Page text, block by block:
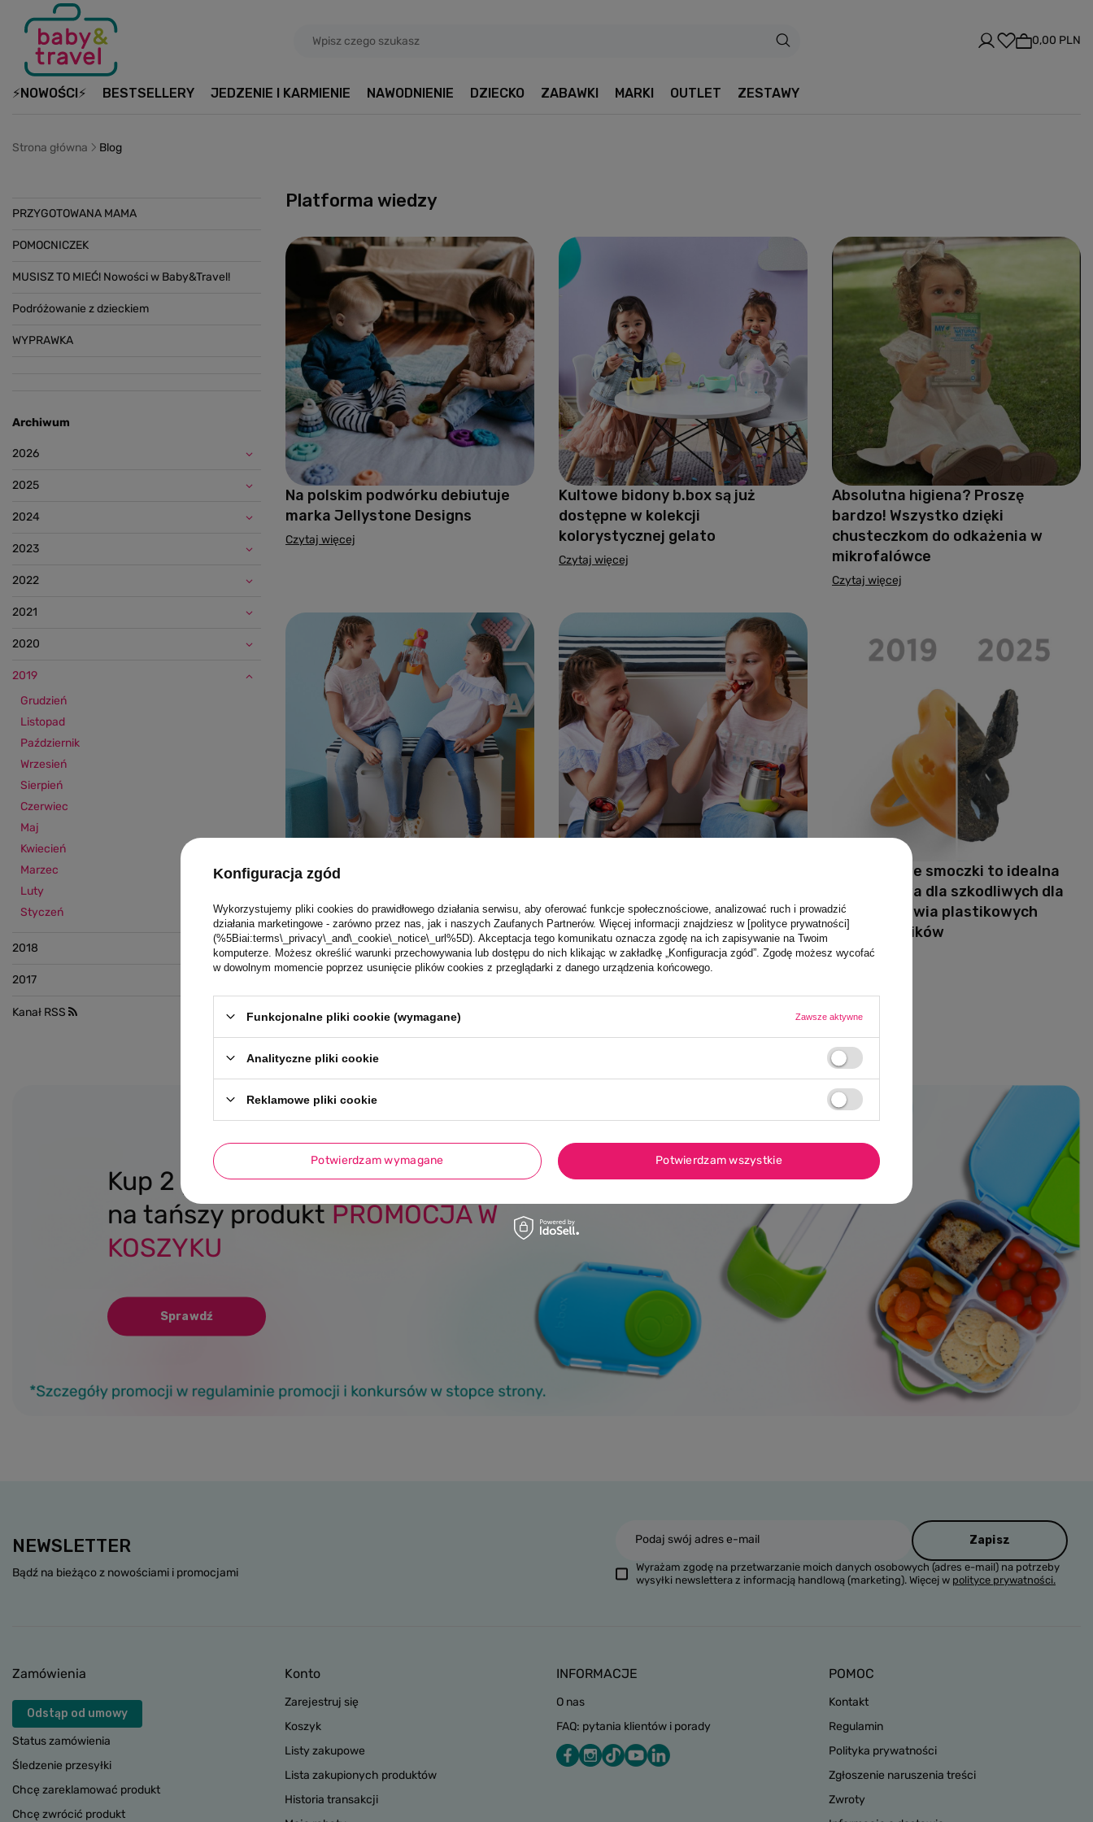
⚡NOWOŚCI⚡ BESTSELLERY JEDZENIE I KARMIENIE NAWODNIENIE DZIECKO ZABAWKI MARKI OUTLET ZESTAWY
0,00 PLN
Strona główna Blog
PRZYGOTOWANA MAMA
POMOCNICZEK
MUSISZ TO MIEĆ! Nowości w Baby&Travel!
Podróżowanie z dzieckiem
WYPRAWKA
Archiwum
2026
2025
2024
2023
2022
2021
2020
2019
Grudzień
Listopad
Październik
Wrzesień
Sierpień
Czerwiec
Maj
Kwiecień
Marzec
Luty
Styczeń
2018
2017
Kanał RSS
Platforma wiedzy
Na polskim podwórku debiutuje
marka Jellystone Designs
Czytaj więcej
Kultowe bidony b.box są już
dostępne w kolekcji
kolorystycznej gelato
Czytaj więcej
Absolutna higiena? Proszę
bardzo! Wszystko dzięki
chusteczkom do odkażenia w
mikrofalówce
Czytaj więcej
Tritanowy bidon ze słomką b.box
Design Award
Czytaj więcej
Award
Czytaj więcej
Kauczukowe smoczki to idealna
alternatywa dla szkodliwych dla
ziemi i zdrowia plastikowych
odpowiedników
Czytaj więcej
Kup 2 produkty b.box z rabatem –20%
na tańszy produkt PROMOCJA W
KOSZYKU
Sprawdź
NEWSLETTER
Bądź na bieżąco z nowościami i promocjami
Podaj swój adres e-mail Zapisz
Wyrażam zgodę na przetwarzanie moich danych osobowych (adres e-mail) na potrzeby
wysyłki newslettera z informacją handlową (marketing). Więcej w polityce prywatności.
Zamówienia
Odstąp od umowy
Status zamówienia
Śledzenie przesyłki
Chcę zareklamować produkt
Chcę zwrócić produkt
Konto
Zarejestruj się
Koszyk
Listy zakupowe
Lista zakupionych produktów
Historia transakcji
INFORMACJE
O nas
FAQ: pytania klientów i porady
POMOC
Kontakt
Regulamin
Polityka prywatności
Zgłoszenie naruszenia treści
Zwroty
Konfiguracja zgód
Wykorzystujemy pliki cookies do prawidłowego działania serwisu, aby oferować funkcje społecznościowe, analizować ruch i prowadzić
działania marketingowe - zarówno przez nas, jak i naszych Zaufanych Partnerów. Więcej informacji znajdziesz w [polityce prywatności]
(%5Biai:terms\_privacy\_and\_cookie\_notice\_url%5D). Akceptacja tego komunikatu oznacza zgodę na ich zapisywanie na Twoim
komputerze. Możesz określić warunki przechowywania lub dostępu do nich klikając w zakładkę „Konfiguracja zgód”. Zgodę możesz wycofać
w dowolnym momencie poprzez usunięcie plików cookies z przeglądarki z danego urządzenia końcowego.
Funkcjonalne pliki cookie (wymagane) Zawsze aktywne
Analityczne pliki cookie
Reklamowe pliki cookie
Potwierdzam wymagane Potwierdzam wszystkie